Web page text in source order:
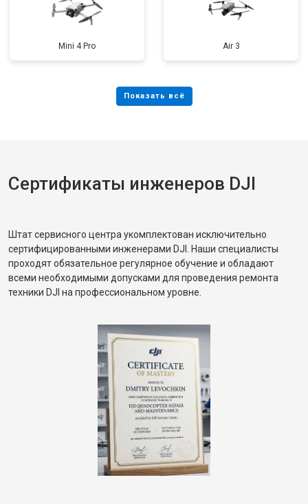
Mini 4 Pro Air 3
Сертификаты инженеров DJI
Штат сервисного центра укомплектован исключительно
сертифицированными инженерами DJI. Наши специалисты
проходят обязательное регулярное обучение и обладают
всеми необходимыми допусками для проведения ремонта
техники DJI на профессиональном уровне.